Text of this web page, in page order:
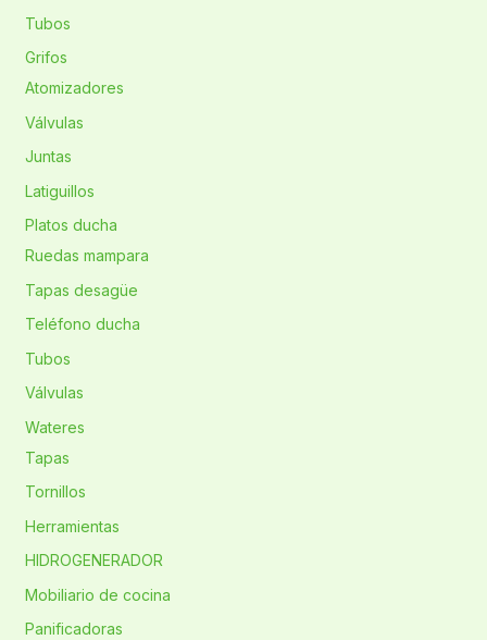
Tubos
Grifos
Atomizadores
Válvulas
Juntas
Latiguillos
Platos ducha
Ruedas mampara
Tapas desagüe
Teléfono ducha
Tubos
Válvulas
Wateres
Tapas
Tornillos
Herramientas
HIDROGENERADOR
Mobiliario de cocina
Panificadoras